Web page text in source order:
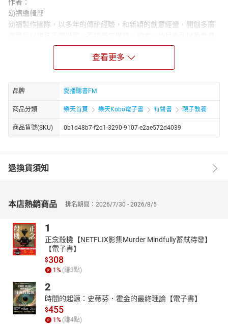
作者：
幼福編輯部
幼福製作團隊，以多年的傳統經驗，和新穎的創意經營，開創多廣
類……多項產品，站在鼓勵孩子多讀書的立場，開發極具教育性、趣
味性書籍，在愉快中學習成長，才是真正掌握孩子美好未來的基
章節：
01.如何洗碗盤才能洗得乾凈
02.為什麽不能用洗衣粉來洗碗
04.怎樣讓灰塵一掃而空
05.如何去除地毯上的蠟油
08.如何清理紗窗
09.電風扇轉動時發出雜音該怎麽辦
11.舊報紙有什麽功用
13.插花需要注意什麽事情
14.青菜能不能切了再洗
15.洗米時是不是洗越多次越好
16.開水放久了會壞掉嗎
17.陽光為什麽能消毒
18.使用乾電池需要注意哪些事情
19.原子筆寫不出水來該怎麽辦
20.杯子疊在一起拔不開怎麽辦
21.如何讓切開的水果不變色
查看更多
品牌 愛播聽書FM
商品分類 樂天首頁 樂天Kobo電子書 有聲書 親子教養
商品貨號(SKU) 0b1d48b7-f2d1-3290-9107-e2ae572d4039
退換貨須知
本店熱銷商品 排名期間：2026/7/30 - 2026/8/5
1
正念殺機【NETFLIX影集Murder Mindfully蓄弒待發】
【電子書】
$308
1 % (賺3點)
2
時間的起源：史蒂芬．霍金的最終理論【電子書】
$455
1 % (賺4點)